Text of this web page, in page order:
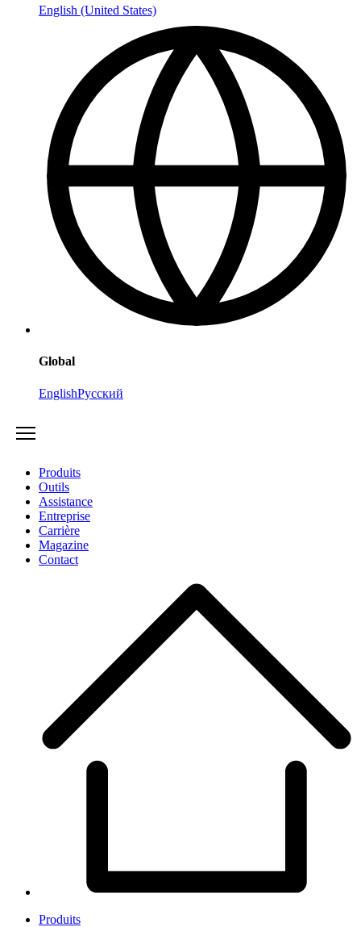
English (United States)
Global
EnglishРусский
Produits
Outils
Assistance
Entreprise
Carrière
Magazine
Contact
Produits